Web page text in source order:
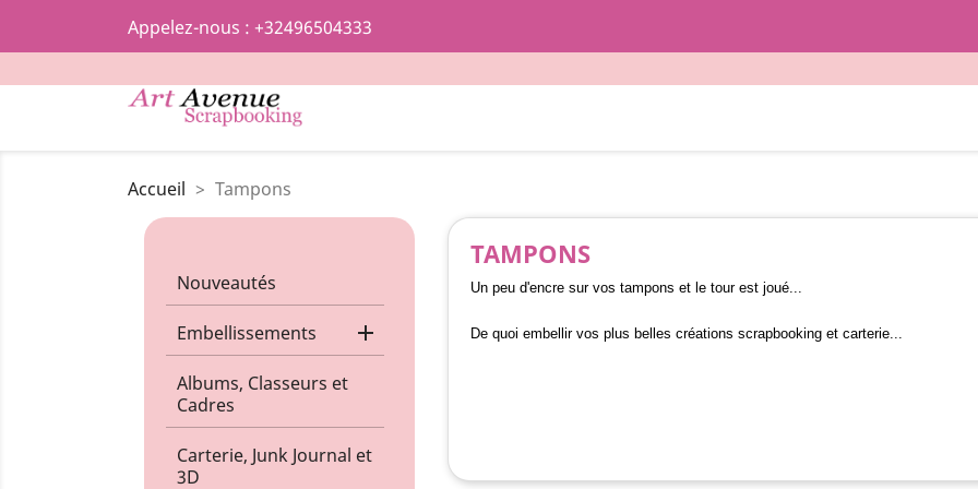
Appelez-nous : +32496504333
Accueil Tampons
Nouveautés
Embellissements 
Albums, Classeurs et
Cadres
Carterie, Junk Journal et
3D
TAMPONS
Un peu d'encre sur vos tampons et le tour est joué...
De quoi embellir vos plus belles créations scrapbooking et carterie...